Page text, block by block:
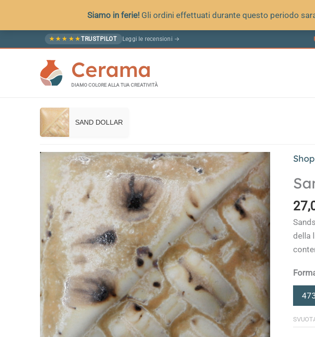
Siamo in ferie! Gli ordini effettuati durante questo periodo
al
★ ★ ★ ★ ★TRUSTPILOT Leggi le recensioni →
Cerama
DIAMO COLORE ALLA TUA CREATIVITÀ
SAND DOLLAR
Shop
della